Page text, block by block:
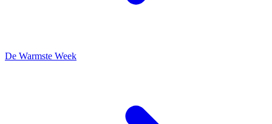
De Warmste Week